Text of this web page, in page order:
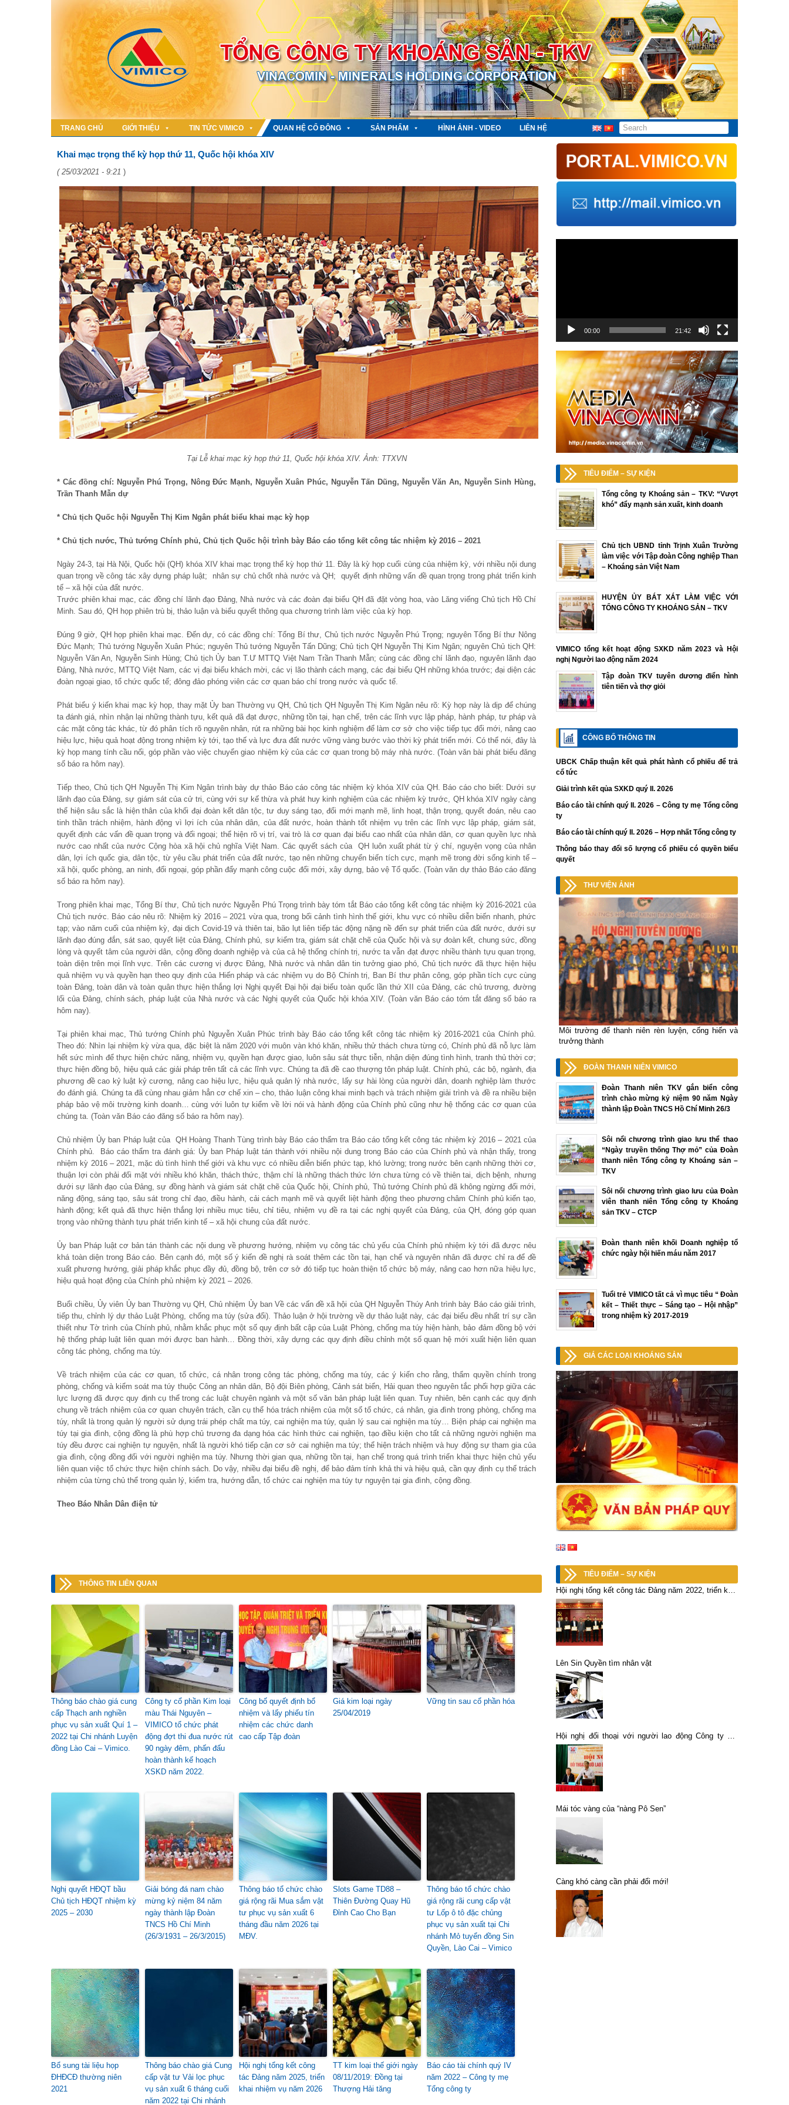
TRANG CHỦ GIỚI THIỆU TIN TỨC VIMICO QUAN HỆ CỔ ĐÔNG SẢN PHẨM HÌNH ẢNH - VIDEO LIÊN HỆ
Khai mạc trọng thể kỳ họp thứ 11, Quốc hội khóa XIV
( 25/03/2021 - 9:21 )
Tại Lễ khai mạc kỳ họp thứ 11, Quốc hội khóa XIV. Ảnh: TTXVN
* Các đồng chí: Nguyễn Phú Trọng, Nông Đức Mạnh, Nguyễn Xuân Phúc, Nguyễn Tấn Dũng, Nguyễn Văn An, Nguyễn Sinh Hùng,
Trần Thanh Mẫn dự
* Chủ tịch Quốc hội Nguyễn Thị Kim Ngân phát biểu khai mạc kỳ họp
* Chủ tịch nước, Thủ tướng Chính phủ, Chủ tịch Quốc hội trình bày Báo cáo tổng kết công tác nhiệm kỳ 2016 – 2021
Ngày 24-3, tại Hà Nội, Quốc hội (QH) khóa XIV khai mạc trọng thể kỳ họp thứ 11. Đây là kỳ họp cuối cùng của nhiệm kỳ, với nhiều nội dung
quan trọng về công tác xây dựng pháp luật; nhân sự chủ chốt nhà nước và QH; quyết định những vấn đề quan trọng trong phát triển kinh
tế – xã hội của đất nước.
Trước phiên khai mạc, các đồng chí lãnh đạo Đảng, Nhà nước và các đoàn đại biểu QH đã đặt vòng hoa, vào Lăng viếng Chủ tịch Hồ Chí
Minh. Sau đó, QH họp phiên trù bị, thảo luận và biểu quyết thông qua chương trình làm việc của kỳ họp.
Đúng 9 giờ, QH họp phiên khai mạc. Đến dự, có các đồng chí: Tổng Bí thư, Chủ tịch nước Nguyễn Phú Trọng; nguyên Tổng Bí thư Nông
Đức Mạnh; Thủ tướng Nguyễn Xuân Phúc; nguyên Thủ tướng Nguyễn Tấn Dũng; Chủ tịch QH Nguyễn Thị Kim Ngân; nguyên Chủ tịch QH:
Nguyễn Văn An, Nguyễn Sinh Hùng; Chủ tịch Ủy ban T.Ư MTTQ Việt Nam Trần Thanh Mẫn; cùng các đồng chí lãnh đạo, nguyên lãnh đạo
Đảng, Nhà nước, MTTQ Việt Nam, các vị đại biểu khách mời, các vị lão thành cách mạng, các đại biểu QH những khóa trước; đại diện các
đoàn ngoại giao, tổ chức quốc tế; đông đảo phóng viên các cơ quan báo chí trong nước và quốc tế.
Phát biểu ý kiến khai mạc kỳ họp, thay mặt Ủy ban Thường vụ QH, Chủ tịch QH Nguyễn Thị Kim Ngân nêu rõ: Kỳ họp này là dịp để chúng
ta đánh giá, nhìn nhận lại những thành tựu, kết quả đã đạt được, những tồn tại, hạn chế, trên các lĩnh vực lập pháp, hành pháp, tư pháp và
các mặt công tác khác, từ đó phân tích rõ nguyên nhân, rút ra những bài học kinh nghiệm để làm cơ sở cho việc tiếp tục đổi mới, nâng cao
hiệu lực, hiệu quả hoạt động trong nhiệm kỳ tới, tạo thế và lực đưa đất nước vững vàng bước vào thời kỳ phát triển mới. Có thể nói, đây là
kỳ họp mang tính cầu nối, góp phần vào việc chuyển giao nhiệm kỳ của các cơ quan trong bộ máy nhà nước. (Toàn văn bài phát biểu đăng
số báo ra hôm nay).
Tiếp theo, Chủ tịch QH Nguyễn Thị Kim Ngân trình bày dự thảo Báo cáo công tác nhiệm kỳ khóa XIV của QH. Báo cáo cho biết: Dưới sự
lãnh đạo của Đảng, sự giám sát của cử tri, cùng với sự kế thừa và phát huy kinh nghiệm của các nhiệm kỳ trước, QH khóa XIV ngày càng
thể hiện sâu sắc là hiện thân của khối đại đoàn kết dân tộc, tư duy sáng tạo, đổi mới mạnh mẽ, linh hoạt, thận trọng, quyết đoán, nêu cao
tinh thần trách nhiệm, hành động vì lợi ích của nhân dân, của đất nước, hoàn thành tốt nhiệm vụ trên các lĩnh vực lập pháp, giám sát,
quyết định các vấn đề quan trọng và đối ngoại; thể hiện rõ vị trí, vai trò là cơ quan đại biểu cao nhất của nhân dân, cơ quan quyền lực nhà
nước cao nhất của nước Cộng hòa xã hội chủ nghĩa Việt Nam. Các quyết sách của QH luôn xuất phát từ ý chí, nguyện vọng của nhân
dân, lợi ích quốc gia, dân tộc, từ yêu cầu phát triển của đất nước, tạo nên những chuyển biến tích cực, mạnh mẽ trong đời sống kinh tế –
xã hội, quốc phòng, an ninh, đối ngoại, góp phần đẩy mạnh công cuộc đổi mới, xây dựng, bảo vệ Tổ quốc. (Toàn văn dự thảo Báo cáo đăng
số báo ra hôm nay).
Trong phiên khai mạc, Tổng Bí thư, Chủ tịch nước Nguyễn Phú Trọng trình bày tóm tắt Báo cáo tổng kết công tác nhiệm kỳ 2016-2021 của
Chủ tịch nước. Báo cáo nêu rõ: Nhiệm kỳ 2016 – 2021 vừa qua, trong bối cảnh tình hình thế giới, khu vực có nhiều diễn biến nhanh, phức
tạp; vào năm cuối của nhiệm kỳ, đại dịch Covid-19 và thiên tai, bão lụt liên tiếp tác động nặng nề đến sự phát triển của đất nước, dưới sự
lãnh đạo đúng đắn, sát sao, quyết liệt của Đảng, Chính phủ, sự kiểm tra, giám sát chặt chẽ của Quốc hội và sự đoàn kết, chung sức, đồng
lòng và quyết tâm của người dân, cộng đồng doanh nghiệp và của cả hệ thống chính trị, nước ta vẫn đạt được nhiều thành tựu quan trọng,
toàn diện trên mọi lĩnh vực. Trên các cương vị được Đảng, Nhà nước và nhân dân tin tưởng giao phó, Chủ tịch nước đã thực hiện hiệu
quả nhiệm vụ và quyền hạn theo quy định của Hiến pháp và các nhiệm vụ do Bộ Chính trị, Ban Bí thư phân công, góp phần tích cực cùng
toàn Đảng, toàn dân và toàn quân thực hiện thắng lợi Nghị quyết Đại hội đại biểu toàn quốc lần thứ XII của Đảng, các chủ trương, đường
lối của Đảng, chính sách, pháp luật của Nhà nước và các Nghị quyết của Quốc hội khóa XIV. (Toàn văn Báo cáo tóm tắt đăng số báo ra
hôm nay).
Tại phiên khai mạc, Thủ tướng Chính phủ Nguyễn Xuân Phúc trình bày Báo cáo tổng kết công tác nhiệm kỳ 2016-2021 của Chính phủ.
Theo đó: Nhìn lại nhiệm kỳ vừa qua, đặc biệt là năm 2020 với muôn vàn khó khăn, nhiều thử thách chưa từng có, Chính phủ đã nỗ lực làm
hết sức mình để thực hiện chức năng, nhiệm vụ, quyền hạn được giao, luôn sâu sát thực tiễn, nhận diện đúng tình hình, tranh thủ thời cơ;
thực hiện đồng bộ, hiệu quả các giải pháp trên tất cả các lĩnh vực. Chúng ta đã đề cao thượng tôn pháp luật. Chính phủ, các bộ, ngành, địa
phương đề cao kỷ luật kỷ cương, nâng cao hiệu lực, hiệu quả quản lý nhà nước, lấy sự hài lòng của người dân, doanh nghiệp làm thước
đo đánh giá. Chúng ta đã cùng nhau giảm hẳn cơ chế xin – cho, thảo luận công khai minh bạch và trách nhiệm giải trình và đề ra nhiều biện
pháp bảo vệ môi trường kinh doanh… cùng với luôn tự kiểm về lời nói và hành động của Chính phủ cũng như hệ thống các cơ quan của
chúng ta. (Toàn văn Báo cáo đăng số báo ra hôm nay).
Chủ nhiệm Ủy ban Pháp luật của QH Hoàng Thanh Tùng trình bày Báo cáo thẩm tra Báo cáo tổng kết công tác nhiệm kỳ 2016 – 2021 của
Chính phủ. Báo cáo thẩm tra đánh giá: Ủy ban Pháp luật tán thành với nhiều nội dung trong Báo cáo của Chính phủ và nhận thấy, trong
nhiệm kỳ 2016 – 2021, mặc dù tình hình thế giới và khu vực có nhiều diễn biến phức tạp, khó lường; trong nước bên cạnh những thời cơ,
thuận lợi còn phải đối mặt với nhiều khó khăn, thách thức, thậm chí là những thách thức lớn chưa từng có về thiên tai, dịch bệnh, nhưng
dưới sự lãnh đạo của Đảng, sự đồng hành và giám sát chặt chẽ của Quốc hội, Chính phủ, Thủ tướng Chính phủ đã không ngừng đổi mới,
năng động, sáng tạo, sâu sát trong chỉ đạo, điều hành, cải cách mạnh mẽ và quyết liệt hành động theo phương châm Chính phủ kiến tạo,
hành động; kết quả đã thực hiện thắng lợi nhiều mục tiêu, chỉ tiêu, nhiệm vụ đề ra tại các nghị quyết của Đảng, của QH, đóng góp quan
trọng vào những thành tựu phát triển kinh tế – xã hội chung của đất nước.
Ủy ban Pháp luật cơ bản tán thành các nội dung về phương hướng, nhiệm vụ công tác chủ yếu của Chính phủ nhiệm kỳ tới đã được nêu
khá toàn diện trong Báo cáo. Bên cạnh đó, một số ý kiến đề nghị rà soát thêm các tồn tại, hạn chế và nguyên nhân đã được chỉ ra để đề
xuất phương hướng, giải pháp khắc phục đầy đủ, đồng bộ, trên cơ sở đó tiếp tục hoàn thiện tổ chức bộ máy, nâng cao hơn nữa hiệu lực,
hiệu quả hoạt động của Chính phủ nhiệm kỳ 2021 – 2026.
Buổi chiều, Ủy viên Ủy ban Thường vụ QH, Chủ nhiệm Ủy ban Về các vấn đề xã hội của QH Nguyễn Thúy Anh trình bày Báo cáo giải trình,
tiếp thu, chỉnh lý dự thảo Luật Phòng, chống ma túy (sửa đổi). Thảo luận ở hội trường về dự thảo luật này, các đại biểu đều nhất trí sự cần
thiết như Tờ trình của Chính phủ, nhằm khắc phục một số quy định bất cập của Luật Phòng, chống ma túy hiện hành, bảo đảm đồng bộ với
hệ thống pháp luật liên quan mới được ban hành… Đồng thời, xây dựng các quy định điều chỉnh một số quan hệ mới xuất hiện liên quan
công tác phòng, chống ma túy.
Về trách nhiệm của các cơ quan, tổ chức, cá nhân trong công tác phòng, chống ma túy, các ý kiến cho rằng, thẩm quyền chính trong
phòng, chống và kiểm soát ma túy thuộc Công an nhân dân, Bộ đội Biên phòng, Cảnh sát biển, Hải quan theo nguyên tắc phối hợp giữa các
lực lượng đã được quy định cụ thể trong các luật chuyên ngành và một số văn bản pháp luật liên quan. Tuy nhiên, bên cạnh các quy định
chung về trách nhiệm của cơ quan chuyên trách, cần cụ thể hóa trách nhiệm của một số tổ chức, cá nhân, gia đình trong phòng, chống ma
túy, nhất là trong quản lý người sử dụng trái phép chất ma túy, cai nghiện ma túy, quản lý sau cai nghiện ma túy… Biện pháp cai nghiện ma
túy tại gia đình, cộng đồng là phù hợp chủ trương đa dạng hóa các hình thức cai nghiện, tạo điều kiện cho tất cả những người nghiện ma
túy đều được cai nghiện tự nguyện, nhất là người khó tiếp cận cơ sở cai nghiện ma túy; thể hiện trách nhiệm và huy động sự tham gia của
gia đình, cộng đồng đối với người nghiện ma túy. Nhưng thời gian qua, những tồn tại, hạn chế trong quá trình triển khai thực hiện chủ yếu
liên quan việc tổ chức thực hiện chính sách. Do vậy, nhiều đại biểu đề nghị, để bảo đảm tính khả thi và hiệu quả, cần quy định cụ thể trách
nhiệm của từng chủ thể trong quản lý, kiểm tra, hướng dẫn, tổ chức cai nghiện ma túy tự nguyện tại gia đình, cộng đồng.
Theo Báo Nhân Dân điện tử
THÔNG TIN LIÊN QUAN
Thông báo chào giá cung
cấp Thạch anh nghiền
phục vụ sản xuất Quí 1 –
2022 tại Chi nhánh Luyện
đồng Lào Cai – Vimico.
Công ty cổ phần Kim loại
màu Thái Nguyên –
VIMICO tổ chức phát
động đợt thi đua nước rút
90 ngày đêm, phấn đấu
hoàn thành kế hoạch
XSKD năm 2022.
Công bố quyết định bổ
nhiệm và lấy phiếu tín
nhiệm các chức danh
cao cấp Tập đoàn
Giá kim loại ngày
25/04/2019
Vững tin sau cổ phần hóa
Nghị quyết HĐQT bầu
Chủ tịch HĐQT nhiệm kỳ
2025 – 2030
Giải bóng đá nam chào
mừng kỷ niệm 84 năm
ngày thành lập Đoàn
TNCS Hồ Chí Minh
(26/3/1931 – 26/3/2015)
Thông báo tổ chức chào
giá rộng rãi Mua sắm vật
tư phục vụ sản xuất 6
tháng đầu năm 2026 tại
MĐV.
Slots Game TD88 –
Thiên Đường Quay Hũ
Đỉnh Cao Cho Bạn
Thông báo tổ chức chào
giá rộng rãi cung cấp vật
tư Lốp ô tô đặc chủng
phục vụ sản xuất tại Chi
nhánh Mỏ tuyển đồng Sin
Quyền, Lào Cai – Vimico
Bổ sung tài liệu họp
ĐHĐCĐ thường niên
2021
Thông báo chào giá Cung
cấp vật tư Vải lọc phục
vụ sản xuất 6 tháng cuối
năm 2022 tại Chi nhánh
Hội nghị tổng kết công
tác Đảng năm 2025, triển
khai nhiệm vụ năm 2026
TT kim loại thế giới ngày
08/11/2019: Đồng tại
Thượng Hải tăng
Báo cáo tài chính quý IV
năm 2022 – Công ty mẹ
Tổng công ty
00:00 21:42
TIÊU ĐIỂM – SỰ KIỆN
Tổng công ty Khoáng sản – TKV: “Vượt
khó” đẩy mạnh sản xuất, kinh doanh
Chủ tịch UBND tỉnh Trịnh Xuân Trường
làm việc với Tập đoàn Công nghiệp Than
– Khoáng sản Việt Nam
HUYỆN ỦY BÁT XÁT LÀM VIỆC VỚI
TỔNG CÔNG TY KHOÁNG SẢN – TKV
VIMICO tổng kết hoạt động SXKD năm 2023 và Hội
nghị Người lao động năm 2024
Tập đoàn TKV tuyên dương điển hình
tiên tiến và thợ giỏi
CÔNG BỐ THÔNG TIN
UBCK Chấp thuận kết quả phát hành cổ phiếu để trả
cổ tức
Giải trình kết qủa SXKD quý II. 2026
Báo cáo tài chính quý II. 2026 – Công ty mẹ Tổng công
ty
Báo cáo tài chính quý II. 2026 – Hợp nhất Tổng công ty
Thông báo thay đổi số lượng cổ phiếu có quyền biểu
quyết
THƯ VIỆN ẢNH
Môi trường để thanh niên rèn luyện, cống hiến và
trưởng thành
ĐOÀN THANH NIÊN VIMICO
Đoàn Thanh niên TKV gắn biển công
trình chào mừng kỷ niệm 90 năm Ngày
thành lập Đoàn TNCS Hồ Chí Minh 26/3
Sôi nổi chương trình giao lưu thể thao
“Ngày truyền thống Thợ mỏ” của Đoàn
thanh niên Tổng công ty Khoáng sản –
TKV
Sôi nổi chương trình giao lưu của Đoàn
viên thanh niên Tổng công ty Khoáng
sản TKV – CTCP
Đoàn thanh niên khối Doanh nghiệp tổ
chức ngày hội hiến máu năm 2017
Tuổi trẻ VIMICO tất cả vì mục tiêu “ Đoàn
kết – Thiết thực – Sáng tạo – Hội nhập”
trong nhiệm kỳ 2017-2019
GIÁ CÁC LOẠI KHOÁNG SẢN
TIÊU ĐIỂM – SỰ KIỆN
Hội nghị tổng kết công tác Đảng năm 2022, triển khai
nhiệm vụ năm 2023
Lên Sin Quyền tìm nhân vật
Hội nghị đối thoại với người lao động Công ty CP
Gang thép Cao Bằng
Mái tóc vàng của “nàng Pô Sen”
Càng khó càng cần phải đổi mới!